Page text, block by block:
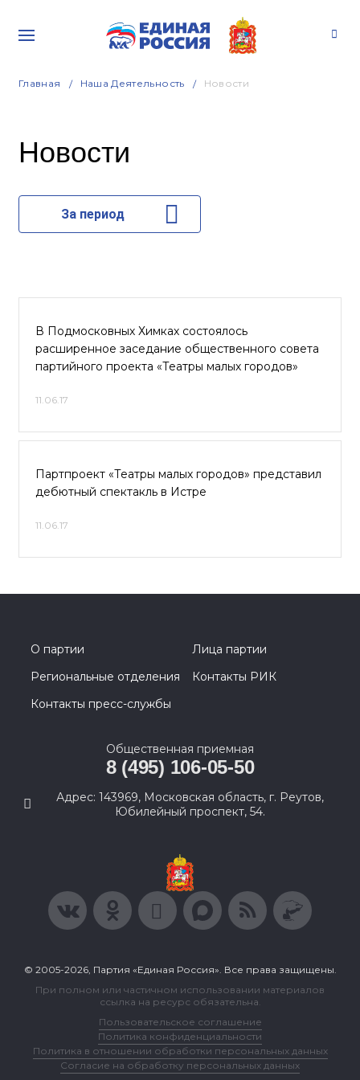
Главная Наша Деятельность Новости
Новости
За период
В Подмосковных Химках состоялось
расширенное заседание общественного совета
партийного проекта «Театры малых городов»
11.06.17
Партпроект «Театры малых городов» представил
дебютный спектакль в Истре
11.06.17
О партии
Лица партии
Региональные отделения
Контакты РИК
Контакты пресс-службы
Общественная приемная
8 (495) 106-05-50
Адрес: 143969, Московская область, г. Реутов,
Юбилейный проспект, 54.
© 2005-2026, Партия «Единая Россия». Все права защищены.
При полном или частичном использовании материалов
ссылка на ресурс обязательна.
Пользовательское соглашение
Политика конфиденциальности
Политика в отношении обработки персональных данных
Согласие на обработку персональных данных